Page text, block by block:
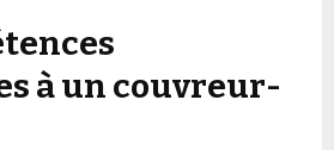
à un couvreur-